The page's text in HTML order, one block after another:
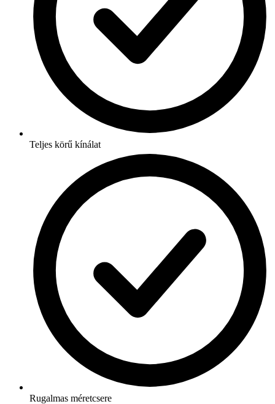
Teljes körű kínálat
Rugalmas méretcsere